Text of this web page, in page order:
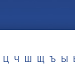
Ц Ч Ш Щ Ъ Ы